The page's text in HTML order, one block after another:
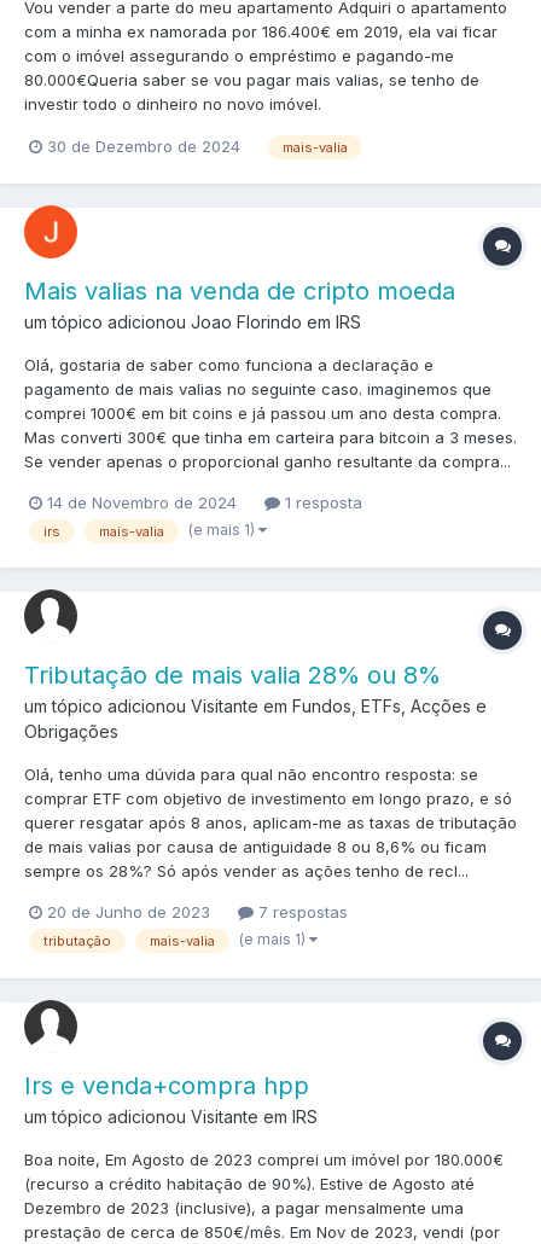
Vou vender a parte do meu apartamento Adquiri o apartamento
com a minha ex namorada por 186.400€ em 2019, ela vai ficar
com o imóvel assegurando o empréstimo e pagando-me
80.000€Queria saber se vou pagar mais valias, se tenho de
investir todo o dinheiro no novo imóvel.
30 de Dezembro de 2024 mais-valia
Mais valias na venda de cripto moeda
um tópico adicionou Joao Florindo em IRS
Olá, gostaria de saber como funciona a declaração e
pagamento de mais valias no seguinte caso. imaginemos que
comprei 1000€ em bit coins e já passou um ano desta compra.
Mas converti 300€ que tinha em carteira para bitcoin a 3 meses.
Se vender apenas o proporcional ganho resultante da compra...
14 de Novembro de 2024 1 resposta
irs mais-valia (e mais 1)
Tributação de mais valia 28% ou 8%
um tópico adicionou Visitante em Fundos, ETFs, Acções e
Obrigações
Olá, tenho uma dúvida para qual não encontro resposta: se
comprar ETF com objetivo de investimento em longo prazo, e só
querer resgatar após 8 anos, aplicam-me as taxas de tributação
de mais valias por causa de antiguidade 8 ou 8,6% ou ficam
sempre os 28%? Só após vender as ações tenho de recl...
20 de Junho de 2023 7 respostas
tributação mais-valia (e mais 1)
Irs e venda+compra hpp
um tópico adicionou Visitante em IRS
Boa noite, Em Agosto de 2023 comprei um imóvel por 180.000€
(recurso a crédito habitação de 90%). Estive de Agosto até
Dezembro de 2023 (inclusive), a pagar mensalmente uma
prestação de cerca de 850€/mês. Em Nov de 2023, vendi (por